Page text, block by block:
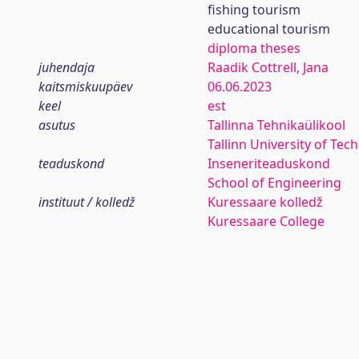
fishing tourism
educational tourism
diploma theses
juhendaja
Raadik Cottrell, Jana
kaitsmiskuupäev
06.06.2023
keel
est
asutus
Tallinna Tehnikaülikool
Tallinn University of
teaduskond
Inseneriteaduskond
School of Engineering
instituut / kolledž
Kuressaare kolledž
Kuressaare College